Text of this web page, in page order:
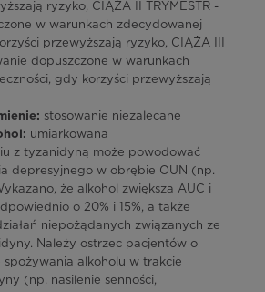
ryzyko, CIĄŻA II TRYMESTR -
w warunkach zdecydowanej
przewyższają ryzyko, CIĄŻA III
dopuszczone w warunkach
gdy korzyści przewyższają
stosowanie niezalecane
umiarkowana
z tyzanidyną może powodować
depresyjnego w obrębie OUN (np.
że alkohol zwiększa AUC i
o 20% i 15%, a także
niepożądanych związanych ze
Należy ostrzec pacjentów o
spożywania alkoholu w trakcie
(np. nasilenie senności,